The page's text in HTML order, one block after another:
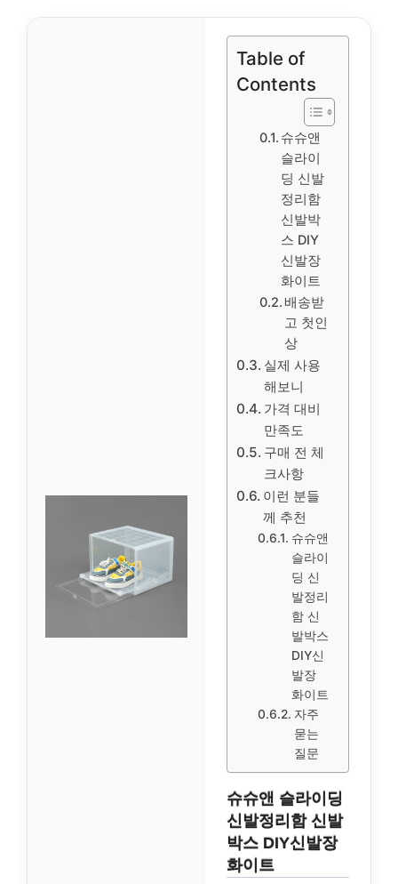
Table of
Contents
슈슈앤
슬라이
딩 신발
정리함
신발박
스 DIY
신발장
화이트
배송받
고 첫인
상
실제 사용
해보니
가격 대비
만족도
구매 전 체
크사항
이런 분들
께 추천
슈슈앤
슬라이
딩 신
발정리
함 신
발박스
DIY신
발장
화이트
자주
묻는
질문
슈슈앤 슬라이딩
신발정리함 신발
박스 DIY신발장
화이트